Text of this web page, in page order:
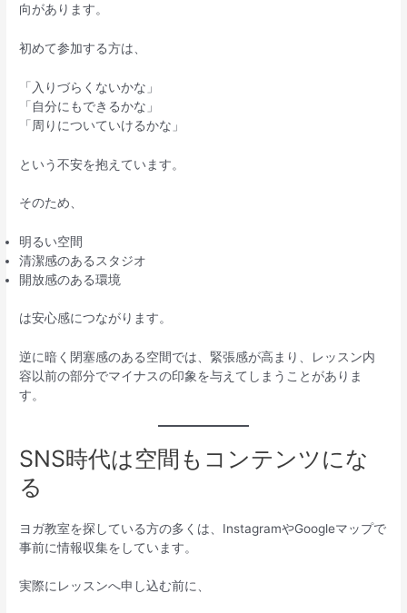
向があります。
初めて参加する方は、
「入りづらくないかな」
「自分にもできるかな」
「周りについていけるかな」
という不安を抱えています。
そのため、
明るい空間
清潔感のあるスタジオ
開放感のある環境
は安心感につながります。
逆に暗く閉塞感のある空間では、緊張感が高まり、レッスン内
容以前の部分でマイナスの印象を与えてしまうことがありま
す。
SNS時代は空間もコンテンツにな
る
ヨガ教室を探している方の多くは、InstagramやGoogleマップで
事前に情報収集をしています。
実際にレッスンへ申し込む前に、